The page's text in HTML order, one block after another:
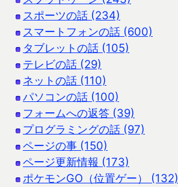
スポーツの話 (234)
スマートフォンの話 (600)
タブレットの話 (105)
テレビの話 (29)
ネットの話 (110)
パソコンの話 (100)
フォームへの返答 (39)
プログラミングの話 (97)
ページの事 (150)
ページ更新情報 (173)
ポケモンGO（位置ゲー） (132)